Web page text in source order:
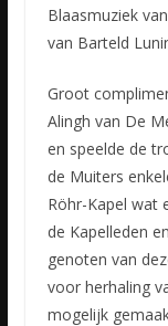
Blaasmuziek
van Barteld
Groot
Alingh van De
en speelde de
de Muiters
Röhr-Kapel wat
de Kapelleden
genoten van
voor herhaling
mogelijk